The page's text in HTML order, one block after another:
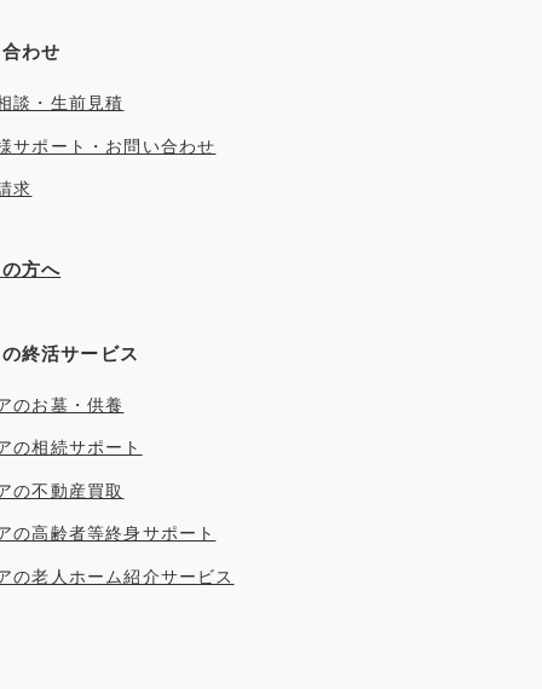
わせ
談・生前見積
サポート・お問い合わせ
求
方へ
終活サービス
のお墓・供養
の相続サポート
の不動産買取
の高齢者等終身サポート
の老人ホーム紹介サービス